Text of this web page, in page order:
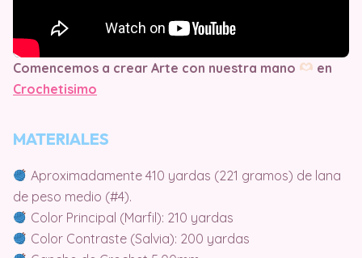
Comencemos a crear Arte con nuestra mano
en
Crochetisimo
MATERIALES
Aproximadamente 410 yardas (221 gramos) de lana
de peso medio (#4).
Color Principal (Marfil): 210 yardas
Color Contraste (Salvia): 200 yardas